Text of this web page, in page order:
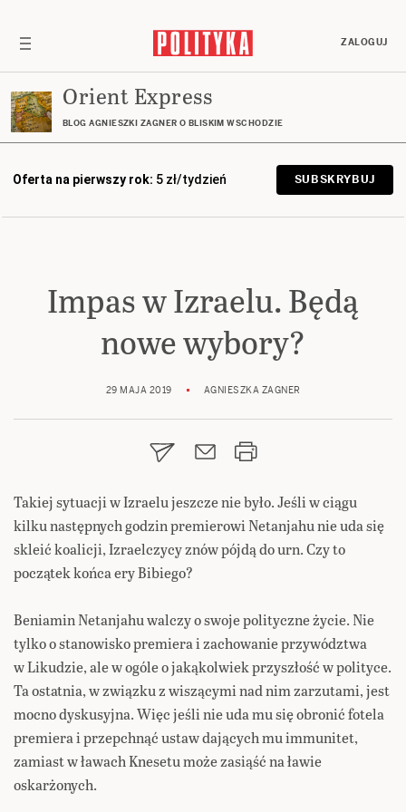
ZALOGUJ
Orient Express
BLOG AGNIESZKI ZAGNER O BLISKIM WSCHODZIE
Oferta na pierwszy rok: 5 zł/tydzień SUBSKRYBUJ
Impas w Izraelu. Będą
nowe wybory?
29 MAJA 2019 AGNIESZKA ZAGNER
Takiej sytuacji w Izraelu jeszcze nie było. Jeśli w ciągu
kilku następnych godzin premierowi Netanjahu nie uda się
skleić koalicji, Izraelczycy znów pójdą do urn. Czy to
początek końca ery Bibiego?
Beniamin Netanjahu walczy o swoje polityczne życie. Nie
tylko o stanowisko premiera i zachowanie przywództwa
w Likudzie, ale w ogóle o jakąkolwiek przyszłość w polityce.
Ta ostatnia, w związku z wiszącymi nad nim zarzutami, jest
mocno dyskusyjna. Więc jeśli nie uda mu się obronić fotela
premiera i przepchnąć ustaw dających mu immunitet,
zamiast w ławach Knesetu może zasiąść na ławie
oskarżonych.